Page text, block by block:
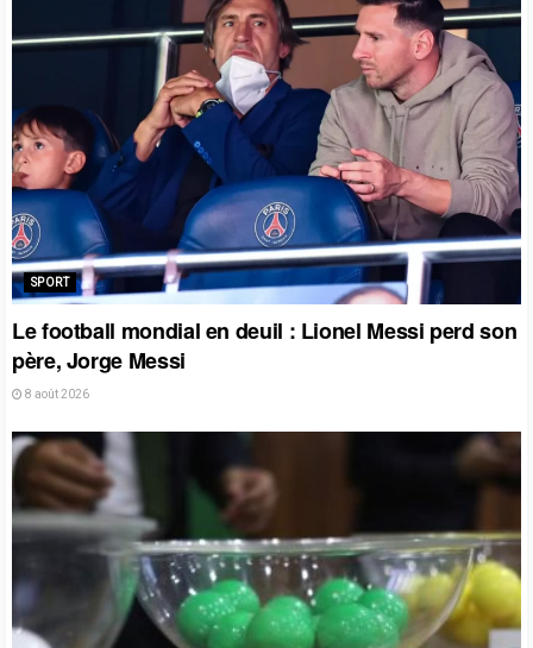
SPORT
Le football mondial en deuil : Lionel Messi perd son
père, Jorge Messi
8 août 2026